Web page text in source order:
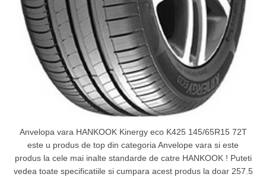
Anvelopa vara HANKOOK Kinergy eco K425 145/65R15 72T
este u produs de top din categoria Anvelope vara si este
produs la cele mai inalte standarde de catre HANKOOK ! Puteti
vedea toate specificatiile si cumpara acest produs la doar 257.5